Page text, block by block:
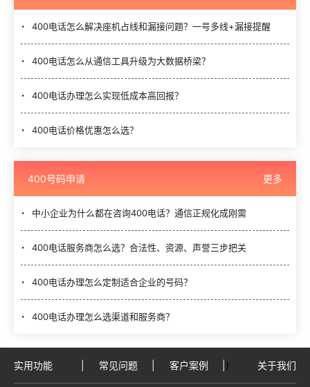
400电话怎么解决座机占线和漏接问题？一号多线+漏接提醒
400电话怎么从通信工具升级为大数据桥梁？
400电话办理怎么实现低成本高回报？
400电话价格优惠怎么选？
400号码申请 更多
中小企业为什么都在咨询400电话？通信正规化成刚需
400电话服务商怎么选？合法性、资源、声誉三步把关
400电话办理怎么定制适合企业的号码？
400电话办理怎么选渠道和服务商？
实用功能 常见问题 客户案例 } 关于我们